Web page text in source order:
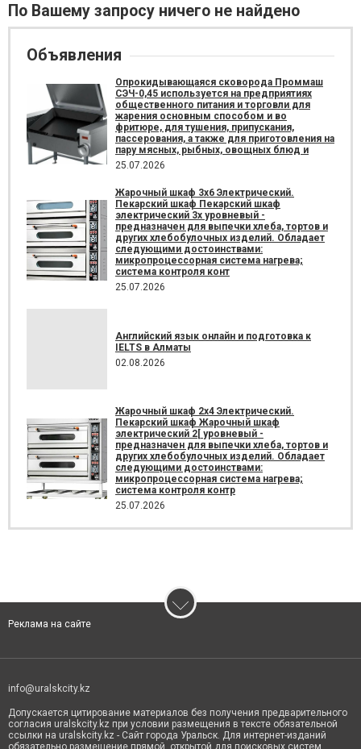
По Вашему запросу ничего не найдено
Объявления
Опрокидывающаяся сковорода Проммаш
СЭЧ-0,45 используется на предприятиях
общественного питания и торговли для
жарения основным способом и во
фритюре, для тушения, припускания,
пассерования, а также для приготовления на
пару мясных, рыбных, овощных блюд и
25.07.2026
Жарочный шкаф 3х6 Электрический.
Пекарский шкаф Пекарский шкаф
электрический 3х уровневый -
предназначен для выпечки хлеба, тортов и
других хлебобулочных изделий. Обладает
следующими достоинствами:
микропроцессорная система нагрева;
система контроля конт
25.07.2026
Английский язык онлайн и подготовка к
IELTS в Алматы
02.08.2026
Жарочный шкаф 2х4 Электрический.
Пекарский шкаф Жарочный шкаф
электрический 2[ уровневый -
предназначен для выпечки хлеба, тортов и
других хлебобулочных изделий. Обладает
следующими достоинствами:
микропроцессорная система нагрева;
система контроля контр
25.07.2026
Реклама на сайте
info@uralskcity.kz
Допускается цитирование материалов без получения предварительного
согласия uralskcity.kz при условии размещения в тексте обязательной
ссылки на uralskcity.kz - Сайт города Уральск. Для интернет-изданий
обязательно размещение прямой, открытой для поисковых систем